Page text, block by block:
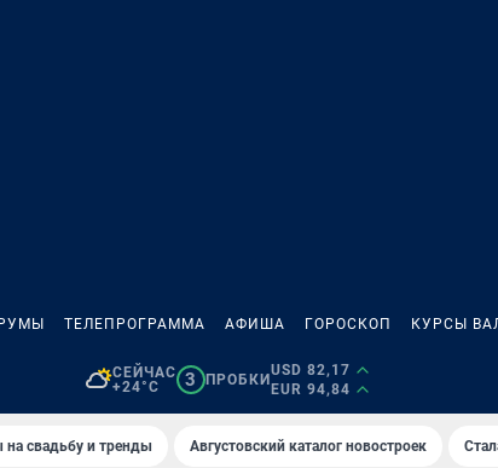
ТЕЛЕПРОГРАММА АФИША ГОРОСКОП КУРСЫ
СЕЙЧАС
+24°C
3 ПРОБКИ
USD 82,17
EUR 94,84
на свадьбу и тренды Августовский каталог новостроек